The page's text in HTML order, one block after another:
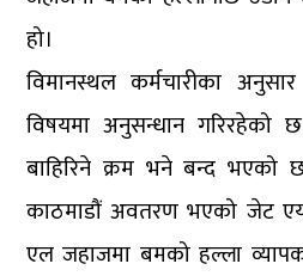
हो।
विमानस्थल कर्मचारीका
विषयमा अनुसन्धान गरिरहेको
बाहिरिने क्रम भने बन्द
काठमाडौं अवतरण भएको जेट
एल जहाजमा बमको हल्ला